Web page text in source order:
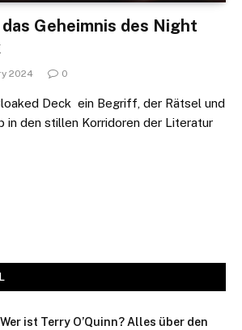
Geheimnis des Night
2024 0
Deck ein Begriff, der Rätsel und
in den stillen Korridoren der Literatur
Wer ist Terry O’Quinn? Alles über den